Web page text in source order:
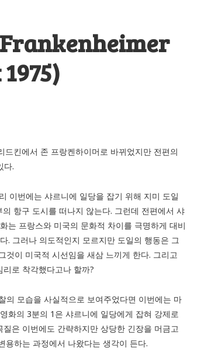
킨에서 존 프랑켄하이머로 바뀌었지만 전편의
다.
이번에는 샤르니에 일당을 잡기 위해 지미 도일
항구 도시를 떠나지 않는다. 그런데 전편에서 샤
는 프랑스와 미국의 문화적 차이를 극명하게 대비
. 그러나 의도적인지 모르지만 도일의 행동은 그
이 미국적 시선임을 새삼 느끼게 한다. 그리고
로 착각했다고나 할까?
의 모습을 사실적으로 보여주었다면 이번에는 마
화의 3분의 1은 샤르니에 일당에게 잡혀 강제로
은 이번에도 간략하지만 상당한 긴장을 머금고
용하는 과정에서 나왔다는 생각이 든다.